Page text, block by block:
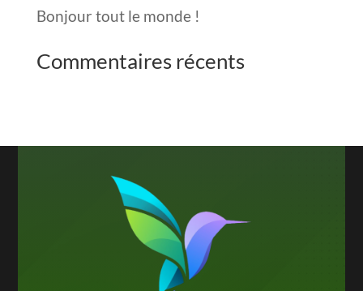
Bonjour tout le monde !
Commentaires récents